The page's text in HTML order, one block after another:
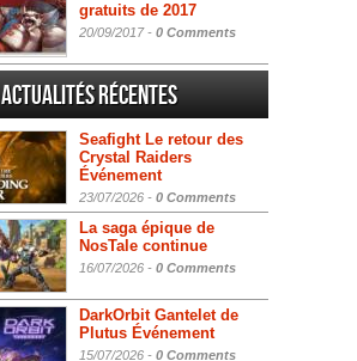
gratuits de 2017
20/09/2017 - 0 Comments
Actualités Récentes
Seafight Le retour des
Crystal Raiders
Événement
23/07/2026 - 0 Comments
La saga épique de
NosTale continue
16/07/2026 - 0 Comments
DarkOrbit Gantelet de
Plutus Événement
15/07/2026 - 0 Comments